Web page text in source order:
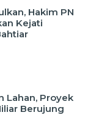
Hakim PN
Kejati
Lahan, Proyek
Berujung